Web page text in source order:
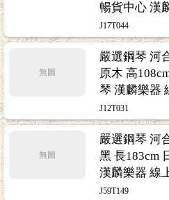
暢貨中心 漢
J17T044
無圖
嚴選鋼琴 河
原木 高
琴 漢麟樂器
J12T031
無圖
嚴選鋼琴 河
黑 長183cm
漢麟樂器 線
J59T149